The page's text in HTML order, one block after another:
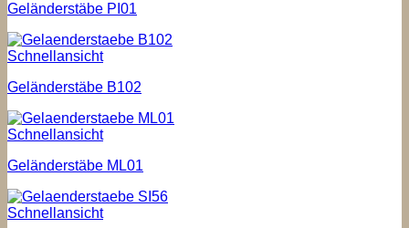
Geländerstäbe PI01
Schnellansicht
Geländerstäbe B102
Schnellansicht
Geländerstäbe ML01
Schnellansicht